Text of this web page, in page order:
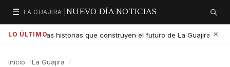
☰
Secciones
LA GUAJIRA | NUEVO DÍA NOTICIAS Buscar
LO ÚLTIMO
exaltar las historias que construyen el futuro de La Guajira5:01 PM
×
Inicio
La Guajira